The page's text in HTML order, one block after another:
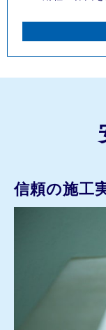
信頼の施工